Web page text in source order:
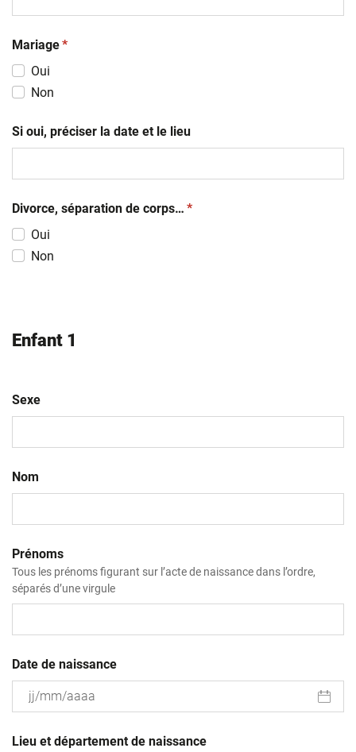
Mariage(obligatoire)
*
Oui
Non
Si oui, préciser la date et le lieu
Divorce, séparation de corps… (obligatoire)
*
Oui
Non
Enfant 1
Sexe
Nom
Prénoms
Tous les prénoms figurant sur l’acte de naissance dans l’ordre,
séparés d’une virgule
Date de naissance
slash
Lieu et département de naissance